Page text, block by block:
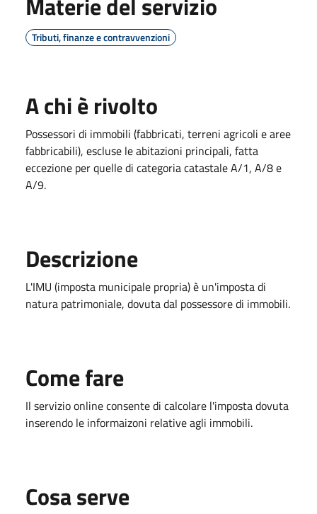
Tributi, finanze e contravvenzioni
A chi è rivolto
Possessori di immobili (fabbricati, terreni agricoli e aree
fabbricabili), escluse le abitazioni principali, fatta
eccezione per quelle di categoria catastale A/1, A/8 e
A/9.
Descrizione
L'IMU (imposta municipale propria) è un'imposta di
natura patrimoniale, dovuta dal possessore di immobili.
Come fare
Il servizio online consente di calcolare l'imposta dovuta
inserendo le informaizoni relative agli immobili.
Cosa serve